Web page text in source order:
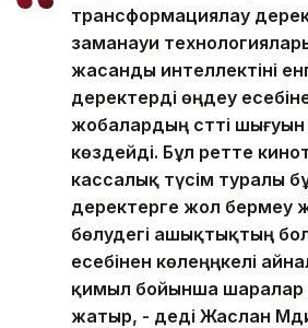
трансформациялау
заманауи
жасанды интеллектіні
деректерді өңдеу
жобалардың сәтті
көздейді. Бұл ретте
кассалық түсім туралы
деректерге жол бермеу
бөлудегі ашықтықтың
есебінен көлеңңкелі
қимыл бойынша
жатыр, - деді Жаслан